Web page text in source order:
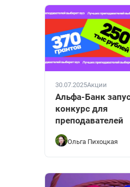
30.07.2025Акции
Альфа-Банк
конкурс для
преподавателей
Ольга Пихоцкая